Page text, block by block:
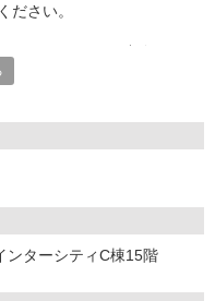
ださい。
伝えるとスムーズです。
ターシティC棟15階